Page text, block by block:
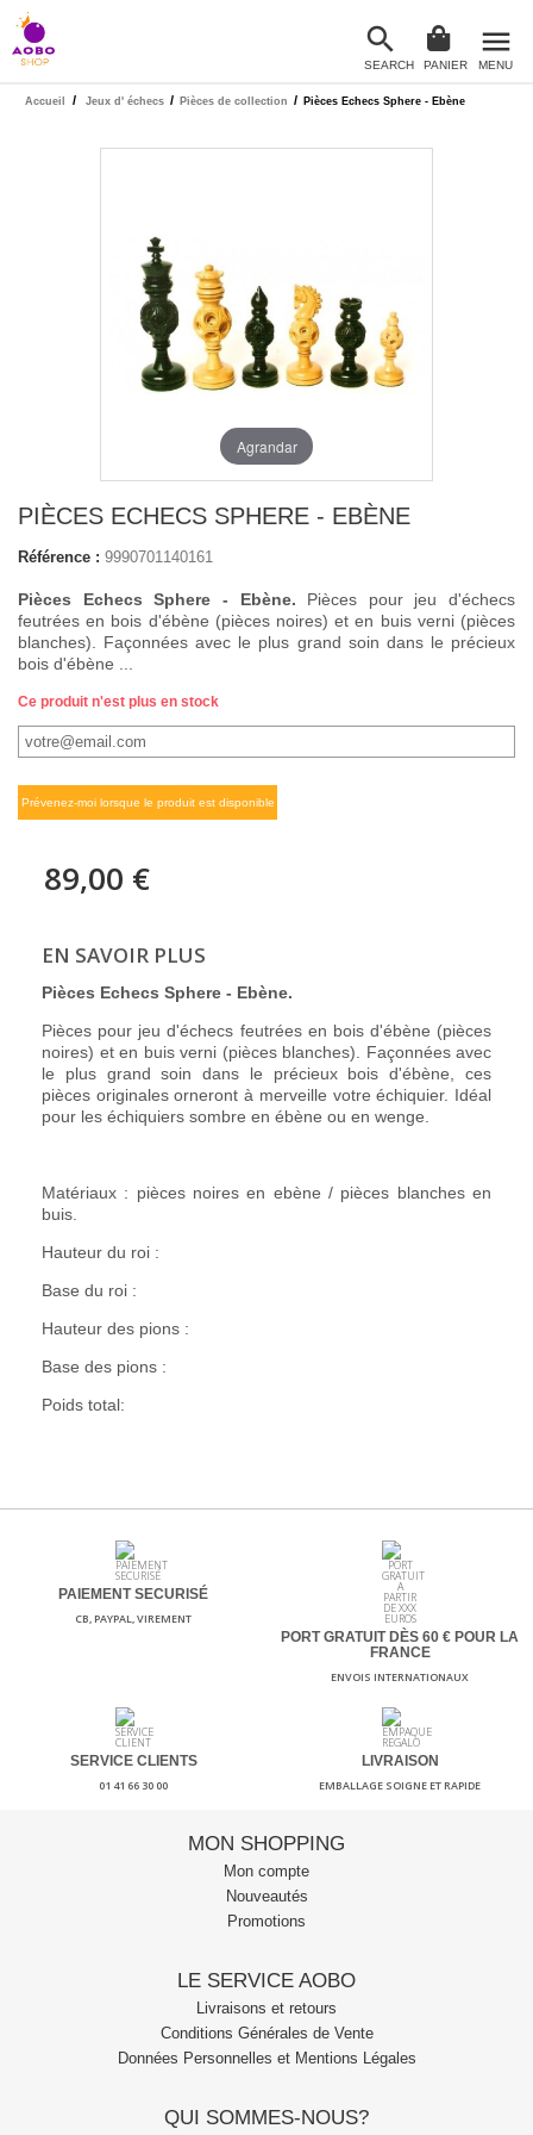
Accueil / Jeux d' échecs / Pièces de collection / Pièces Echecs Sphere - Ebène
Agrandar
PIÈCES ECHECS SPHERE - EBÈNE
Référence : 9990701140161
Pièces Echecs Sphere - Ebène. Pièces pour jeu d'échecs
feutrées en bois d'ébène (pièces noires) et en buis verni (pièces
blanches). Façonnées avec le plus grand soin dans le précieux
bois d'ébène ...
Ce produit n'est plus en stock
Prévenez-moi lorsque le produit est disponible
89,00 €
EN SAVOIR PLUS
Pièces Echecs Sphere - Ebène.
Pièces pour jeu d'échecs feutrées en bois d'ébène (pièces
noires) et en buis verni (pièces blanches). Façonnées avec
le plus grand soin dans le précieux bois d'ébène, ces
pièces originales orneront à merveille votre échiquier. Idéal
pour les échiquiers sombre en ébène ou en wenge.
Matériaux : pièces noires en ebène / pièces blanches en
buis.
Hauteur du roi :
Base du roi :
Hauteur des pions :
Base des pions :
Poids total:
PAIEMENT SECURISÉ
CB, PAYPAL, VIREMENT
PORT GRATUIT DÈS 60 € POUR LA
FRANCE
ENVOIS INTERNATIONAUX
SERVICE CLIENTS
01 41 66 30 00
LIVRAISON
EMBALLAGE SOIGNE ET RAPIDE
MON SHOPPING
Mon compte
Nouveautés
Promotions
LE SERVICE AOBO
Livraisons et retours
Conditions Générales de Vente
Données Personnelles et Mentions Légales
QUI SOMMES-NOUS?

SEARCH PANIER
menu
MENU
